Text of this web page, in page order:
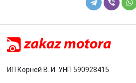
ИП Корней В. И. УНП 590928415